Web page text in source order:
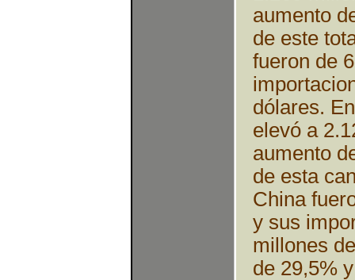
aumento
de este
fueron de
dólares.
elevó a
aumento
de esta
China
y sus
millones
de 29,5%